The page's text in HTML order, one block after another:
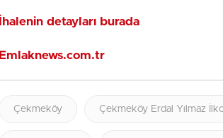
İhalenin detayları burada
Emlaknews.com.tr
Çekmeköy Çekmeköy Erdal Yılmaz